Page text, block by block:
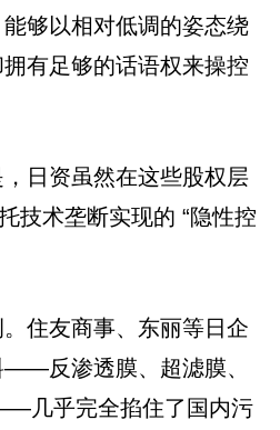
够以相对低调的姿态绕
有足够的话语权来操控
日资虽然在这些股权层
技术垄断实现的 “隐性控
住友商事、东丽等日企
反渗透膜、超滤膜、
几乎完全掐住了国内污